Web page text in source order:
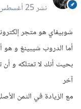
نشر25 أغسطس 2020
شوبيفاي هو متجر
أما الدروب شيبينغ و هو
بحيث أنك لا تمتلكه و
آخر
مع الزيادة في الثمن